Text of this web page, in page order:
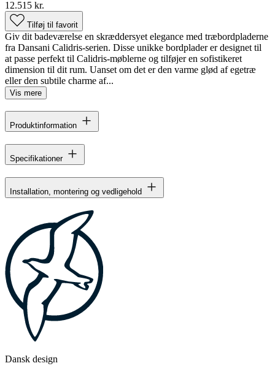
12.515 kr.
Tilføj til favorit
Giv dit badeværelse en skræddersyet elegance med træbordpladerne
fra Dansani Calidris-serien. Disse unikke bordplader er designet til
at passe perfekt til Calidris-møblerne og tilføjer en sofistikeret
dimension til dit rum. Uanset om det er den varme glød af egetræ
eller den subtile charme af...
Vis mere
Produktinformation
Specifikationer
Installation, montering og vedligehold
Dansk design